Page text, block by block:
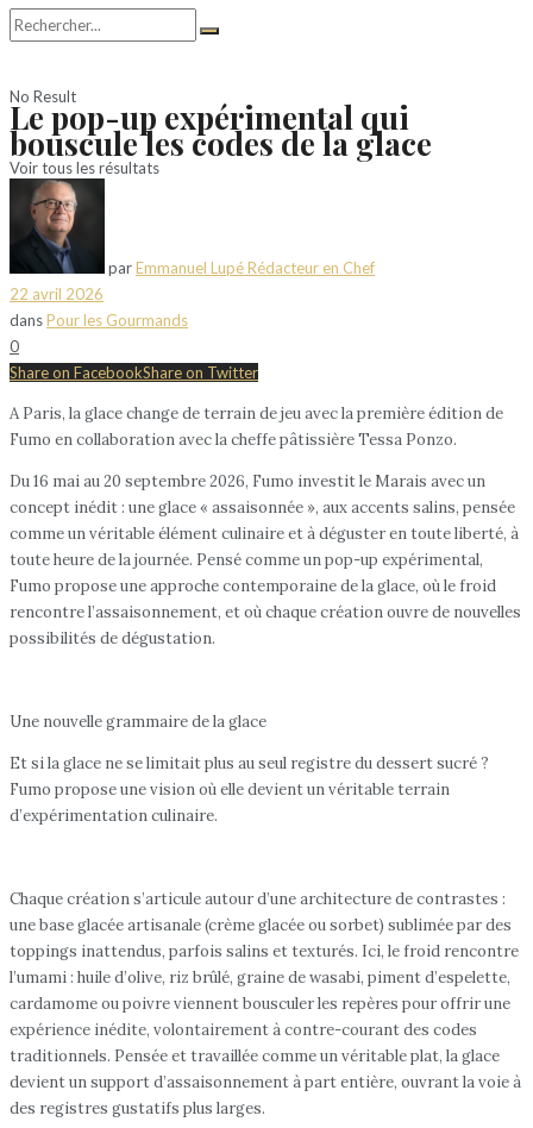
No Result
Voir tous les résultats
Le pop-up expérimental qui
bouscule les codes de la glace
parEmmanuel Lupé Rédacteur en Chef
22 avril 2026
dansPour les Gourmands
0
Share on FacebookShare on Twitter
A Paris, la glace change de terrain de jeu avec la première édition de
Fumo en collaboration avec la cheffe pâtissière Tessa Ponzo.
Du 16 mai au 20 septembre 2026, Fumo investit le Marais avec un
concept inédit : une glace « assaisonnée », aux accents salins, pensée
comme un véritable élément culinaire et à déguster en toute liberté, à
toute heure de la journée. Pensé comme un pop-up expérimental,
Fumo propose une approche contemporaine de la glace, où le froid
rencontre l’assaisonnement, et où chaque création ouvre de nouvelles
possibilités de dégustation.
Une nouvelle grammaire de la glace
Et si la glace ne se limitait plus au seul registre du dessert sucré ?
Fumo propose une vision où elle devient un véritable terrain
d’expérimentation culinaire.
Chaque création s’articule autour d’une architecture de contrastes :
une base glacée artisanale (crème glacée ou sorbet) sublimée par des
toppings inattendus, parfois salins et texturés. Ici, le froid rencontre
l’umami : huile d’olive, riz brûlé, graine de wasabi, piment d’espelette,
cardamome ou poivre viennent bousculer les repères pour offrir une
expérience inédite, volontairement à contre-courant des codes
traditionnels. Pensée et travaillée comme un véritable plat, la glace
devient un support d’assaisonnement à part entière, ouvrant la voie à
des registres gustatifs plus larges.